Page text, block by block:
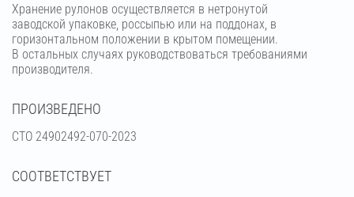
Хранение рулонов осуществляется в нетронутой
заводской упаковке, россыпью или на поддонах, в
горизонтальном положении в крытом помещении.
В остальных случаях руководствоваться требованиями
производителя.
ПРОИЗВЕДЕНО
СТО 24902492-070-2023
СООТВЕТСТВУЕТ